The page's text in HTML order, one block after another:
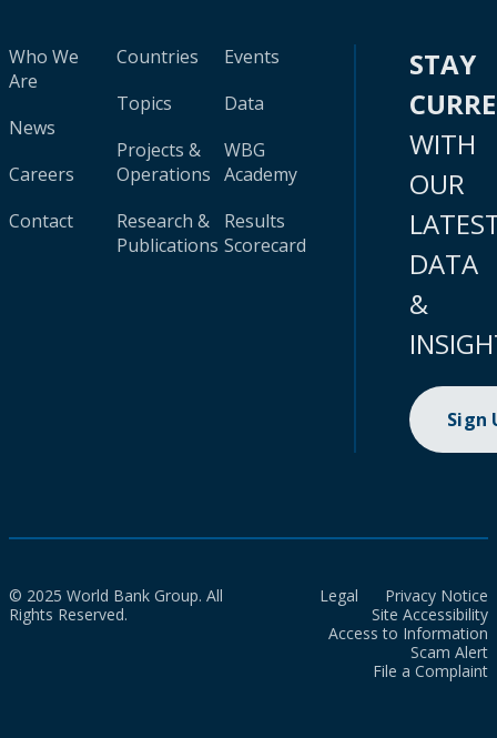
Who We
Are
News
Careers
Contact
Countries
Topics
Projects &
Operations
Research &
Publications
Events
Data
WBG
Academy
Results
Scorecard
STAY
WITH
OUR
DATA
&
Sign
© 2025 World Bank Group. All
Rights Reserved.
Legal
Privacy Notice
Site Accessibility
Access to Information
Scam Alert
File a Complaint